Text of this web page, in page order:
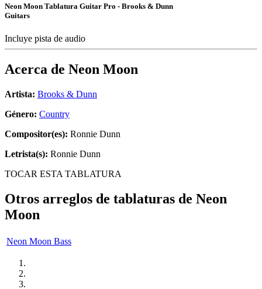
Neon Moon Tablatura Guitar Pro - Brooks & Dunn
Guitars
Incluye pista de audio
Acerca de Neon Moon
Artista: Brooks & Dunn
Género: Country
Compositor(es): Ronnie Dunn
Letrista(s): Ronnie Dunn
TOCAR ESTA TABLATURA
Otros arreglos de tablaturas de Neon
Moon
Neon Moon Bass